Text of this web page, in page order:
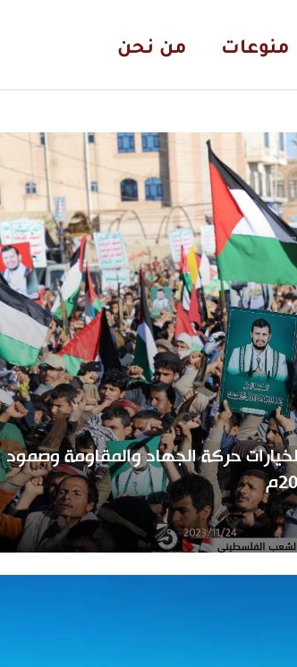
منوعات من نحن
حركة الجهاد والمقاومة وصمود